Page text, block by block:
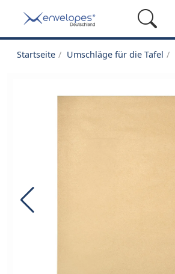
Startseite Umschläge für die Tafel